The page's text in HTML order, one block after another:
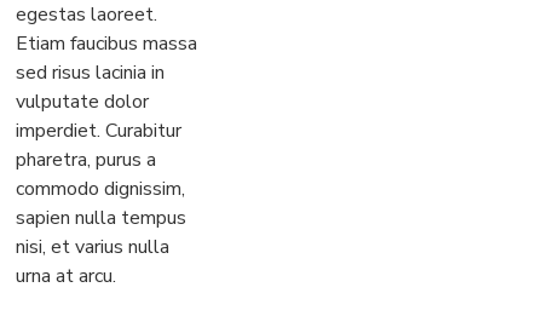
egestas laoreet.
Etiam faucibus massa
sed risus lacinia in
vulputate dolor
imperdiet. Curabitur
pharetra, purus a
commodo dignissim,
sapien nulla tempus
nisi, et varius nulla
urna at arcu.